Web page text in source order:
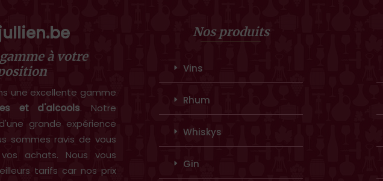
à votre
une excellente gamme
et d'alcools. Notre
grande expérience
sommes ravis de vous
achats. Nous vous
tarifs car nos prix
Nos produits
Vins
Rhum
Whiskys
Gin